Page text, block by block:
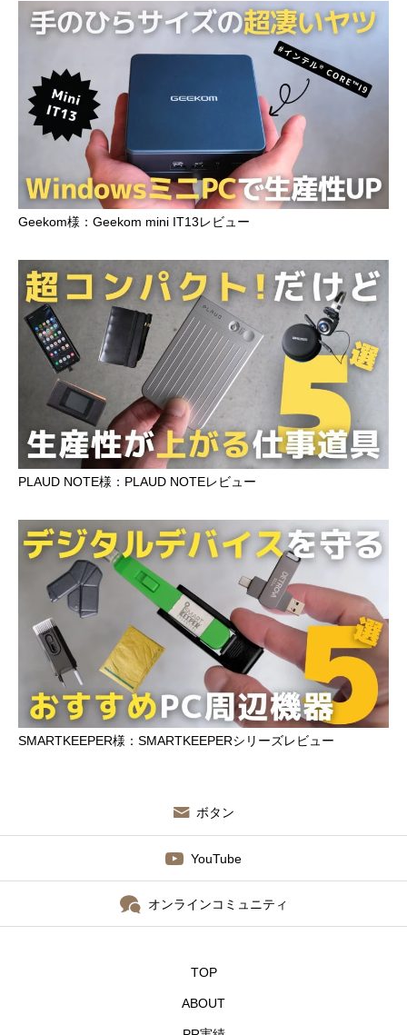
Geekom様：Geekom mini IT13レビュー
PLAUD NOTE様：PLAUD NOTEレビュー
SMARTKEEPER様：SMARTKEEPERシリーズレビュー
ボタン
YouTube
オンラインコミュニティ
TOP
ABOUT